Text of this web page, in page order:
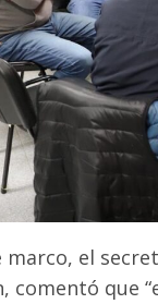
marco, el
comentó que